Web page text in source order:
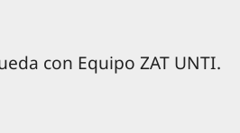
con Equipo ZAT UNTI.